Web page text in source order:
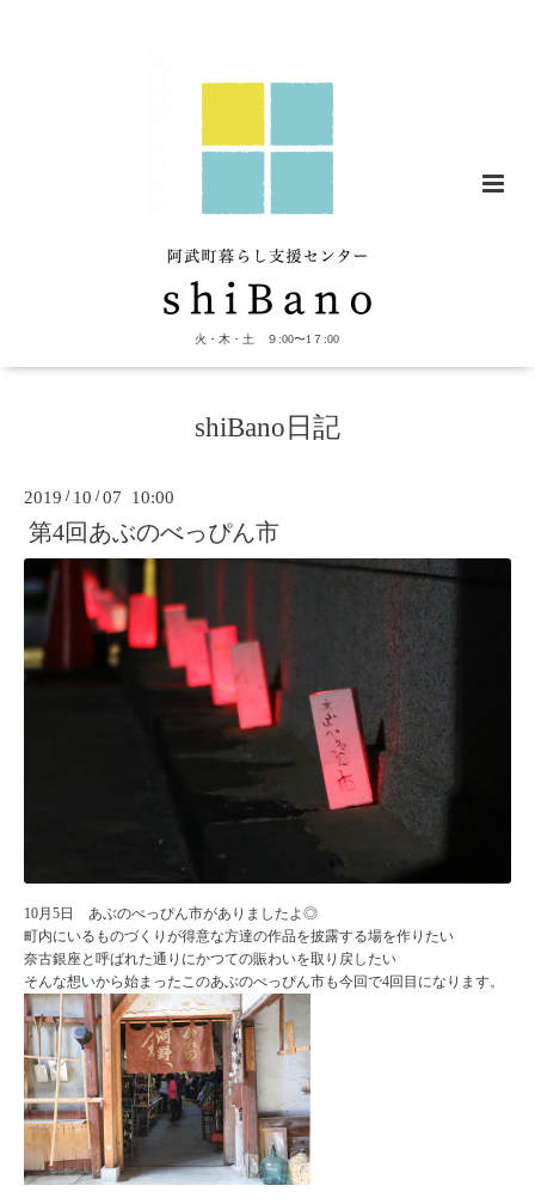
火・木・土 ９:00〜1７:00
shiBano日記
2019 / 10 /07 10:00
第4回あぶのべっぴん市
10月5日 あぶのべっぴん市がありましたよ◎
町内にいるものづくりが得意な方達の作品を披露する場を作りたい
奈古銀座と呼ばれた通りにかつての賑わいを取り戻したい
そんな想いから始まったこのあぶのべっぴん市も今回で4回目になります。